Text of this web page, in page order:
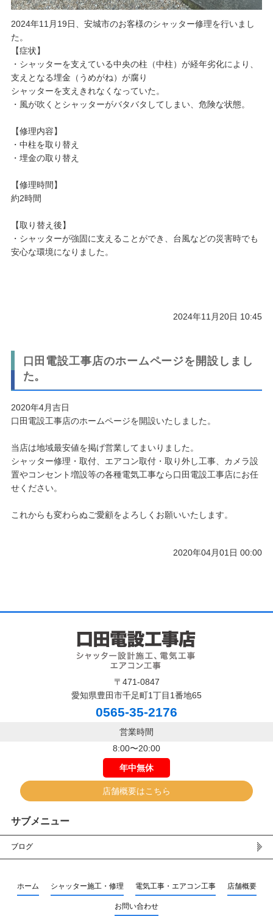
2024年11月19日、安城市のお客様のシャッター修理を行いまし
た。
【症状】
・シャッターを支えている中央の柱（中柱）が経年劣化により、
支えとなる埋金（うめがね）が腐り
シャッターを支えきれなくなっていた。
・風が吹くとシャッターがバタバタしてしまい、危険な状態。
【修理内容】
・中柱を取り替え
・埋金の取り替え
【修理時間】
約2時間
【取り替え後】
・シャッターが強固に支えることができ、台風などの災害時でも
安心な環境になりました。
2024年11月20日 10:45
口田電設工事店のホームページを開設しまし
た。
2020年4月吉日
口田電設工事店のホームページを開設いたしました。
当店は地域最安値を掲げ営業してまいりました。
シャッター修理・取付、エアコン取付・取り外し工事、カメラ設
置やコンセント増設等の各種電気工事なら口田電設工事店にお任
せください。
これからも変わらぬご愛顧をよろしくお願いいたします。
2020年04月01日 00:00
〒471-0847
愛知県豊田市千足町1丁目1番地65
0565-35-2176
営業時間
8:00〜20:00
年中無休
店舗概要はこちら
サブメニュー
ブログ
ホーム シャッター施工・修理 電気工事・エアコン工事 店舗概要
お問い合わせ